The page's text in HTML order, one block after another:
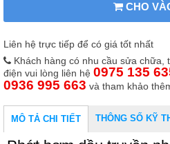
CHO
Liên hệ trực tiếp để có giá tốt nhất
Khách hàng có nhu cầu sửa chữa,
điện vui lòng liên hệ 0975 135
0936 995 663 và tham khảo
MÔ TẢ CHI TIẾT THÔNG SỐ KỸ